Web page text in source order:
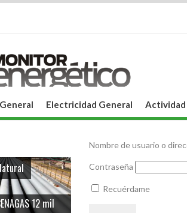
Electricidad General Actividad
Nombre de usuario o
Contraseña
Recuérdame
12 mil